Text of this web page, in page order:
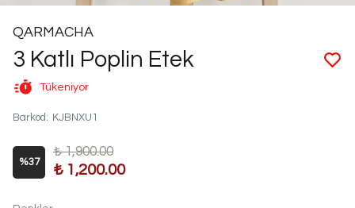
QARMACHA
3 Katlı Poplin Etek
Tükeniyor
Barkod : KJBNXU1
%37
₺ 1,900.00
₺ 1,200.00